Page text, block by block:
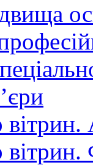
вітрин.